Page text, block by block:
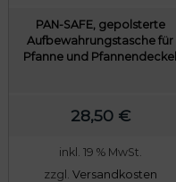
PAN-SAFE, gepolsterte
Aufbewahrungstasche für
Pfanne und Pfannendeckel
28,50 €
inkl. 19 % MwSt.
zzgl. Versandkosten